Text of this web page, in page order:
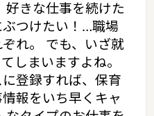
好きな仕事を続けた
つけたい！…職場
れ。 でも、いざ就
しまいますよね。
登録すれば、保育
報をいち早くキャ